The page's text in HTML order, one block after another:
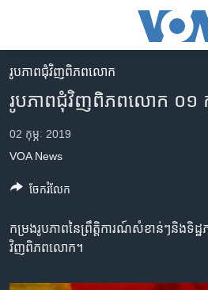
គេហទំព័រ​
រំលង​
និង​
ទំព័រ​
តែ​
ម្តង
និង​
កម្ពុជា
អន្តរជាតិ
អាមេរិក
ហេឡូវីអូអេ
កម្ពុជាច្នៃប្រតិដ្ឋ
ព្រឹត្តិការណ៍ព័ត៌មាន
ទូរទស្សន៍ / វីដេអូ​
រូបភាព​ជុំ​វិញ​ពិភពលោក
រូបភាព​ជុំ​វិញ​ពិភពលោក ០១
02 កុម្ភៈ 2019
VOA News
កម្រង​រូប​ភាព​នៃ​ព្រឹត្តិការណ៍​សំខាន់ៗ​និង​ទិដ្
វិញ​ពិភព​លោក។
ចែករំលែក